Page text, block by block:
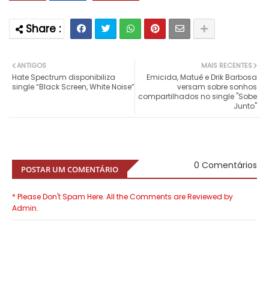
MAIS RECENTES
Emicida, Matuê e Drik Barbosa
versam sobre sonhos
compartilhados no single "Sobe
Junto"
ANTIGOS
Hate Spectrum disponibiliza
single “Black Screen, White Noise”
POSTAR UM COMENTÁRIO 0 Comentários
* Please Don't Spam Here. All the Comments are Reviewed by
Admin.